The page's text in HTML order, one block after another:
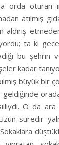
orda oturan
atılmış
aldırış
ta ki
bu
kadar
büyük bir
O da
süredir
Sokaklara